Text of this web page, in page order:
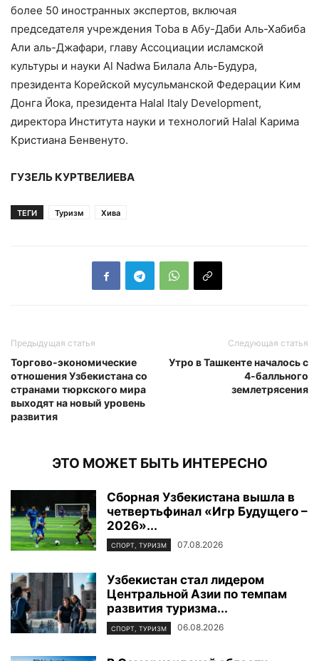
более 50 иностранных экспертов, включая
председателя учреждения Toba в Абу-Даби Аль-Хабиба
Али аль-Джафари, главу Ассоциации исламской
культуры и науки Al Nadwa Билала Аль-Будура,
президента Корейской мусульманской Федерации Ким
Донга Йока, президента Halal Italy Development,
директора Института науки и технологий Halal Карима
Кристиана Бенвенуто.
ГУЗЕЛЬ КУРТВЕЛИЕВА
ТЕГИ Туризм Хива
Предыдущая статья
Торгово-экономические
отношения Узбекистана со
странами тюркского мира
выходят на новый уровень
развития
Следующая статья
Утро в Ташкенте началось с
4-балльного
землетрясения
ЭТО МОЖЕТ БЫТЬ ИНТЕРЕСНО
Сборная Узбекистана вышла в
четвертьфинал «Игр Будущего –
2026»...
СПОРТ, ТУРИЗМ 07.08.2026
Узбекистан стал лидером
Центральной Азии по темпам
развития туризма...
СПОРТ, ТУРИЗМ 06.08.2026